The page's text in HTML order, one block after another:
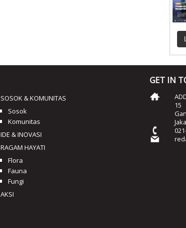
SOSOK & KOMUNITAS
Sosok
Komunitas
IDE & INOVASI
RAGAM HAYATI
Flora
Fauna
Fungi
AKSI
GET IN
15